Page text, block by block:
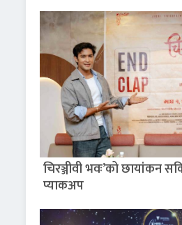
चिरञ्जीवी भवः’को छायांकन
प्याकअप